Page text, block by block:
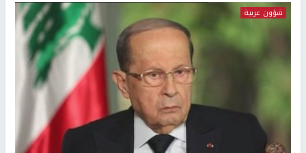
شؤون عربية